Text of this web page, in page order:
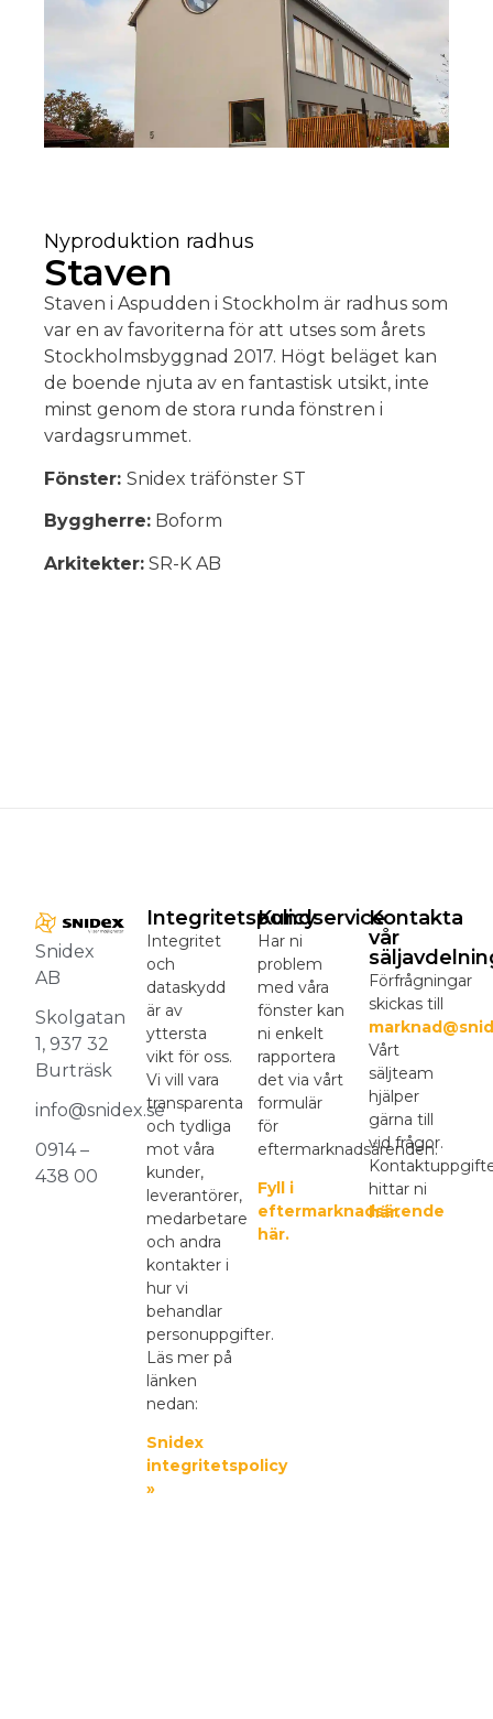
Nyproduktion radhus
Staven
Staven i Aspudden i Stockholm är radhus som
var en av favoriterna för att utses som årets
Stockholmsbyggnad 2017. Högt beläget kan
de boende njuta av en fantastisk utsikt, inte
minst genom de stora runda fönstren i
vardagsrummet.
Fönster:Snidex träfönster ST
Byggherre: Boform
Arkitekter: SR-K AB
Snidex
AB
Skolgatan
1, 937 32
Burträsk
info@snidex.se
0914 –
438 00
Integritetspolicy
Integritet
och
dataskydd
är av
yttersta
vikt för oss.
Vi vill vara
transparenta
och tydliga
mot våra
kunder,
leverantörer,
medarbetare
och andra
kontakter i
hur vi
behandlar
personuppgifter.
Läs mer på
länken
nedan:
Snidex
integritetspolicy
»
Kundservice
Har ni
problem
med våra
fönster kan
ni enkelt
rapportera
det via vårt
formulär
för
eftermarknadsärenden.
Fyll i
eftermarknadsärende
här.
Kontakta
vår
Förfrågningar
skickas till
Vårt
säljteam
hjälper
gärna till
vid frågor.
hittar ni
här.